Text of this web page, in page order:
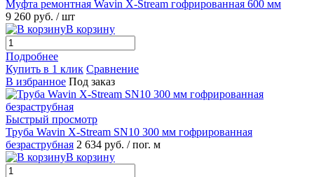
Муфта ремонтная Wavin X-Stream гофрированная 600 мм
9 260 руб. / шт
В корзину
Подробнее
Купить в 1 клик Сравнение
В избранное Под заказ
Быстрый просмотр
Труба Wavin X-Stream SN10 300 мм гофрированная
безраструбная 2 634 руб. / пог. м
В корзину